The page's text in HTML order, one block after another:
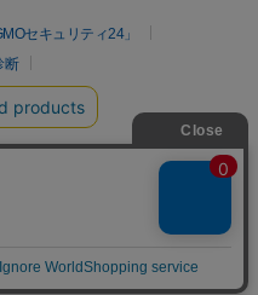
セキュリティ24」
断
ィ byイエラエ）